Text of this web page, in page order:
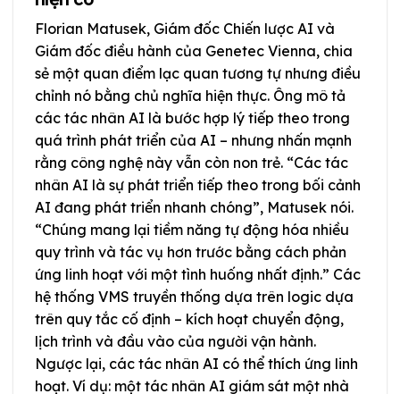
Florian Matusek, Giám đốc Chiến lược AI và
Giám đốc điều hành của Genetec Vienna, chia
sẻ một quan điểm lạc quan tương tự nhưng điều
chỉnh nó bằng chủ nghĩa hiện thực. Ông mô tả
các tác nhân AI là bước hợp lý tiếp theo trong
quá trình phát triển của AI – nhưng nhấn mạnh
rằng công nghệ này vẫn còn non trẻ. “Các tác
nhân AI là sự phát triển tiếp theo trong bối cảnh
AI đang phát triển nhanh chóng”, Matusek nói.
“Chúng mang lại tiềm năng tự động hóa nhiều
quy trình và tác vụ hơn trước bằng cách phản
ứng linh hoạt với một tình huống nhất định.” Các
hệ thống VMS truyền thống dựa trên logic dựa
trên quy tắc cố định – kích hoạt chuyển động,
lịch trình và đầu vào của người vận hành.
Ngược lại, các tác nhân AI có thể thích ứng linh
hoạt. Ví dụ: một tác nhân AI giám sát một nhà